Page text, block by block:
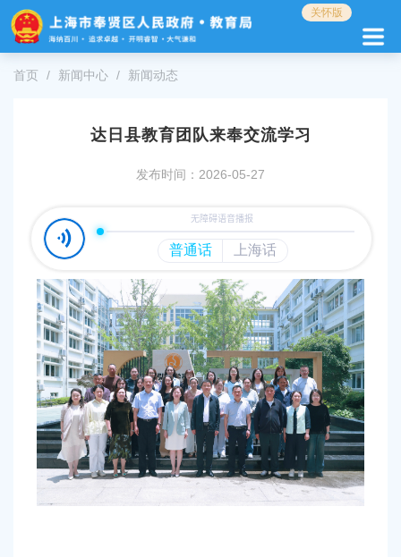
障
关怀版
首页 新闻中心 新闻动态
达日县教育团队来奉交流学习
发布时间：2026-05-27